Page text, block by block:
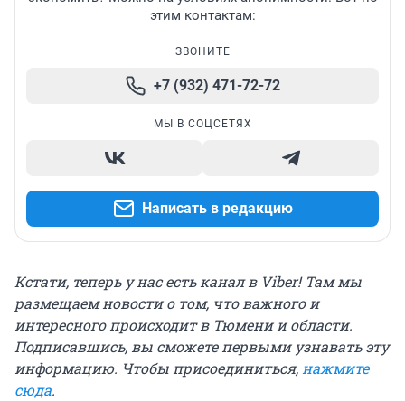
этим контактам:
ЗВОНИТЕ
+7 (932) 471-72-72
МЫ В СОЦСЕТЯХ
Написать в редакцию
Кстати, теперь у нас есть канал в Viber! Там мы
размещаем новости о том, что важного и
интересного происходит в Тюмени и области.
Подписавшись, вы сможете первыми узнавать эту
информацию. Чтобы присоединиться,нажмите
сюда.